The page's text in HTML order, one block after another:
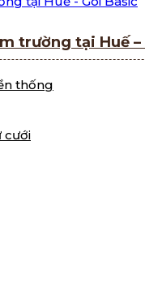
thống
cưới
trường tại Huế –